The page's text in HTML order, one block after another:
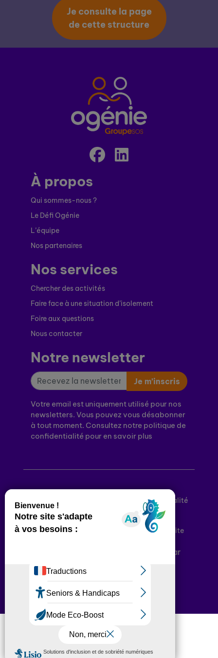
Je consulte la page
de cette structure
À propos
Qui sommes-nous ?
Le Défi Ogénie
L’équipe
Nos partenaires
Nos services
Chercher des activités
Faire face à une situation d’isolement
Foire aux questions
Nous contacter
Notre newsletter
Je m’inscris
Votre email est uniquement utilisé pour nos
newsletters. Vous pouvez vous désabonner
à tout moment. Consultez notre politique de
confidentialité pour en savoir plus
Mentions légales
Politique de confidentialité
Conditions générales d’utilisation
Déclaration d’accessibilité
Plan du site
Plateforme développée en France par